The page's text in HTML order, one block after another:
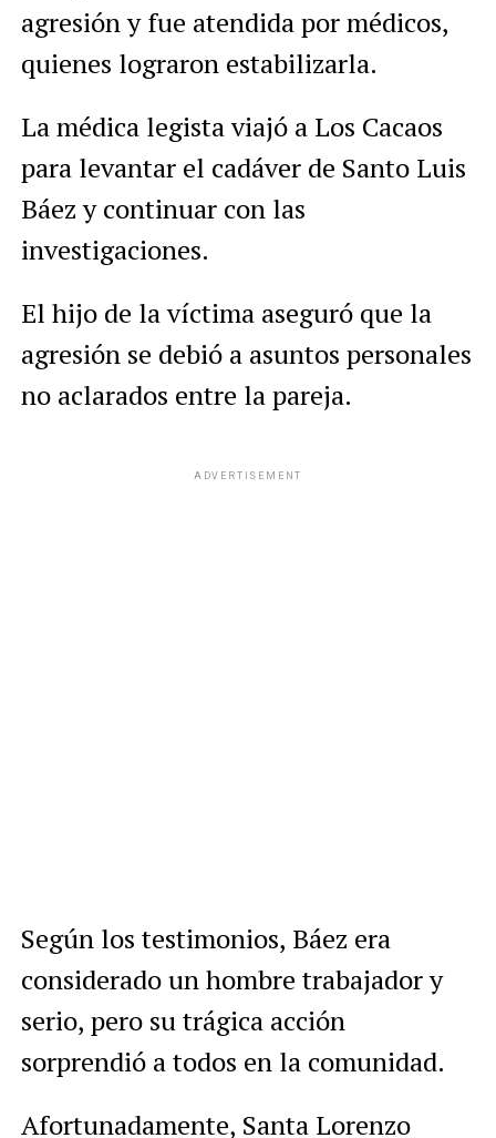
agresión y fue atendida por médicos,
quienes lograron estabilizarla.
La médica legista viajó a Los Cacaos
para levantar el cadáver de Santo Luis
Báez y continuar con las
investigaciones.
El hijo de la víctima aseguró que la
agresión se debió a asuntos personales
no aclarados entre la pareja.
ADVERTISEMENT
Según los testimonios, Báez era
considerado un hombre trabajador y
serio, pero su trágica acción
sorprendió a todos en la comunidad.
Afortunadamente, Santa Lorenzo